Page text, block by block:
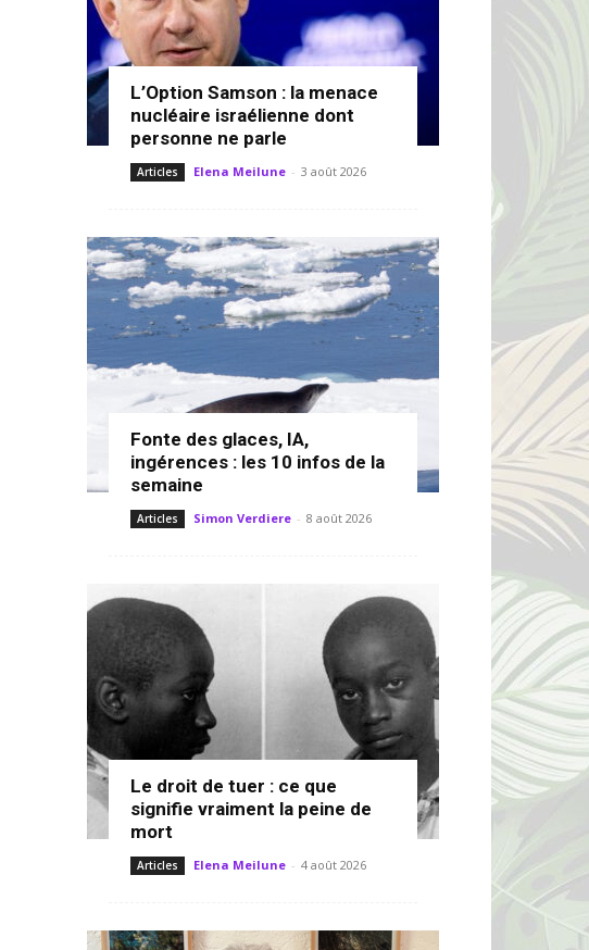
L’Option Samson : la menace
nucléaire israélienne dont
personne ne parle
Articles Elena Meilune - 3 août 2026
Fonte des glaces, IA,
ingérences : les 10 infos de la
semaine
Articles Simon Verdiere - 8 août 2026
Le droit de tuer : ce que
signifie vraiment la peine de
mort
Articles Elena Meilune - 4 août 2026